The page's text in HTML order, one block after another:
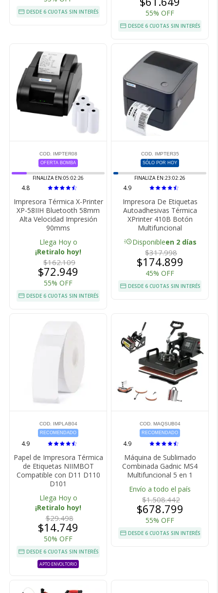
DESDE 6 CUOTAS SIN INTERÉS 55% OFF
DESDE 6 CUOTAS SIN INTERÉS
COD. IMPTER08
OFERTA BOMBA
FINALIZA EN:05:02:25
4.8
Impresora Térmica X-Printer
XP-58IIH Bluetooth 58mm
Alta Velocidad Impresión
90mms
Llega Hoy o
¡Retiralo hoy!
$162.109
$72.949
55% OFF
DESDE 6 CUOTAS SIN INTERÉS
COD. IMPTER35
SÓLO POR HOY
FINALIZA EN:23:02:25
4.9
Impresora De Etiquetas
Autoadhesivas Térmica
XPrinter 410B Botón
Multifuncional
acuteDisponibleen 2 días
$317.998
$174.899
45% OFF
DESDE 6 CUOTAS SIN INTERÉS
COD. IMPLAB04
RECOMENDADO
4.9
Papel de Impresora Térmica
de Etiquetas NIIMBOT
Compatible con D11 D110
D101
Llega Hoy o
¡Retiralo hoy!
$29.498
$14.749
50% OFF
DESDE 6 CUOTAS SIN INTERÉS
APTO ENVOLTORIO
COD. MAQSUB04
RECOMENDADO
4.9
Máquina de Sublimado
Combinada Gadnic MS4
Multifuncional 5 en 1
Envío a todo el país
$1.508.442
$678.799
55% OFF
DESDE 6 CUOTAS SIN INTERÉS